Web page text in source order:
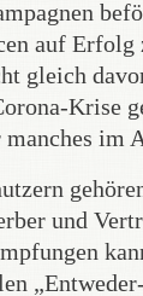
auf Erfolg
gleich
Krise
manches im
und